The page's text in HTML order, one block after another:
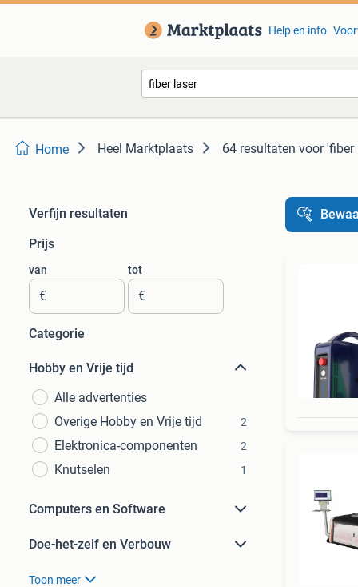
Help en info
Home Heel Marktplaats 64 resultaten voor 'fiber
Verfijn resultaten
Prijs
van
€
tot
€
Categorie
Hobby en Vrije tijd
Alle advertenties
Overige Hobby en Vrije tijd
2
Elektronica-componenten 2
Knutselen 1
Computers en Software
Doe-het-zelf en Verbouw
Toon meer